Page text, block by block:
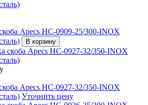
Apecs HC-0909-25/300-INOX
В корзину
Apecs HC-0927-32/350-INOX
Уточнить цену